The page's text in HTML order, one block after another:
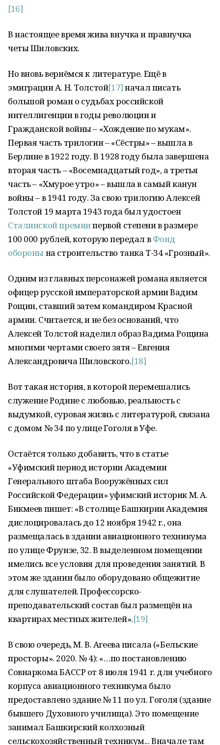
[16]
В настоящее время жива внучка и правнучка
четы Шиловских.
Но вновь вернёмся к литературе. Ещё в
эмиграции А. Н. Толстой[17]начал писать
большой роман о судьбах российской
интеллигенции в годы революции и
Гражданской войны – «Хождение по мукам».
Первая часть трилогии – «Сёстры» – вышла в
Берлине в 1922 году. В 1928 году была завершена
вторая часть – «Восемнадцатый год», а третья
часть – «Хмурое утро» – вышла в самый канун
войны – в 1941 году. За свою трилогию Алексей
Толстой 19 марта 1943 года был удостоен
Сталинской премиипервой степени в размере
100 000 рублей, которую передал вФонд
оборонына строительство танка Т-34 «Грозный».
Одним из главных персонажей романа является
офицер русской императорской армии Вадим
Рощин, ставший затем командиром Красной
армии. Считается, и не без оснований, что
Алексей Толстой наделил образ Вадима Рощина
многими чертами своего зятя – Евгения
Александровича Шиловского.[18]
Вот такая история, в которой перемешались
служение Родине с любовью, реальность с
выдумкой, суровая жизнь с литературой, связана
с домом № 34 по улице Гоголя в Уфе.
Остаётся только добавить, что в статье
«Уфимский период истории Академии
Генерального штаба Вооружённых сил
Российской Федерации» уфимский историк М. А.
Бикмеев пишет: «В столице Башкирии Академия
дислоцировалась до 12 ноября 1942 г., она
размещалась в здании авиационного техникума
по улице Фрунзе, 32. В выделенном помещении
имелись все условия для проведения занятий. В
этом же здании было оборудовано общежитие
для слушателей. Профессорско-
преподавательский состав был размещён на
квартирах местных жителей».[19]
В свою очередь, М. В. Агеева писала («Бельские
просторы». 2020. № 4): «…по постановлению
Совнаркома БАССР от 8 июля 1941 г. для учебного
корпуса авиационного техникума было
предоставлено здание № 11 по ул. Гоголя (здание
бывшего Духовного училища). Это помещение
занимал Башкирский колхозный
сельскохозяйственный техникум... Вначале там